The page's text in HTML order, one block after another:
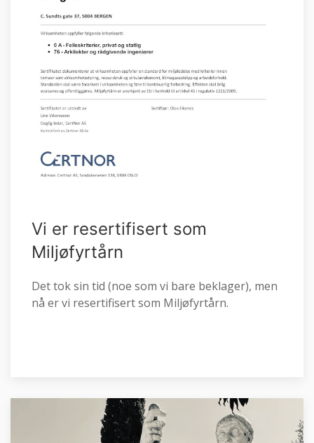
Vi er resertifisert som
Miljøfyrtårn
Det tok sin tid (noe som vi bare beklager), men
nå er vi resertifisert som Miljøfyrtårn.